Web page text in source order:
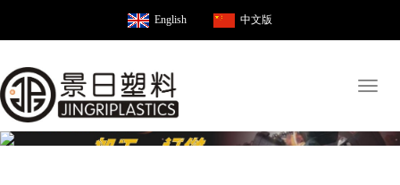
English 中文版